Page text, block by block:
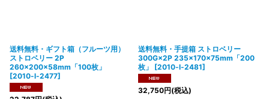
送料無料・ギフト箱（フルーツ用）
ストロベリー 2P
260×200×58mm「100枚」
[2010-l-2477]
送料無料・手提箱 ストロベリー
300G×2P 235×170×75mm「200
枚」
[2010-l-2481]
32,750円(税込)